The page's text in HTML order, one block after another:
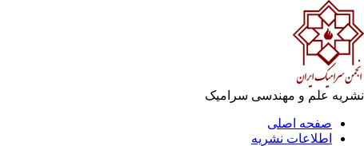
نشریه علم و مهندسی سرامیک
صفحه اصلی
اطلاعات نشریه